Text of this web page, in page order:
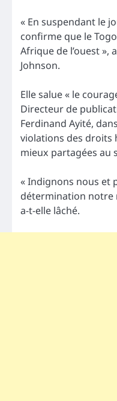
« En suspendant le
confirme que le
Afrique de l’ouest »,
Johnson.
Elle salue « le
Directeur de
Ferdinand Ayité,
violations des droits
mieux partagées au
« Indignons nous et
détermination notre
a-t-elle lâché.